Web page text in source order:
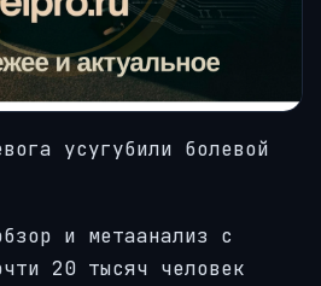
усугубили болевой
и метаанализ с
20 тысяч человек